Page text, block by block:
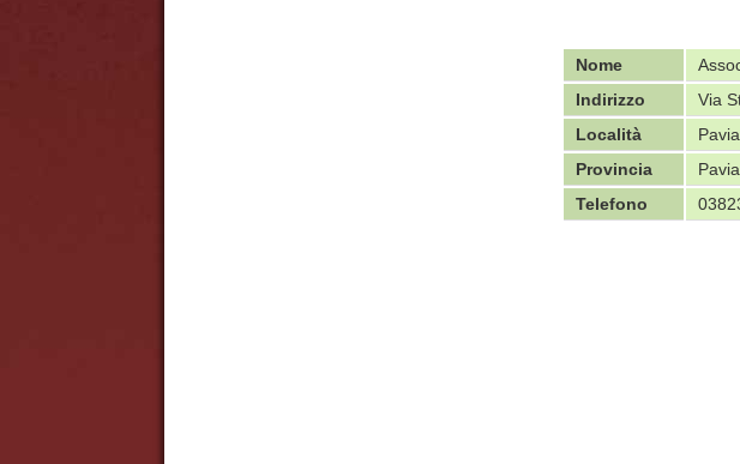
Nome
Indirizzo
Via
Località
Pavia
Provincia
Pavia
Telefono